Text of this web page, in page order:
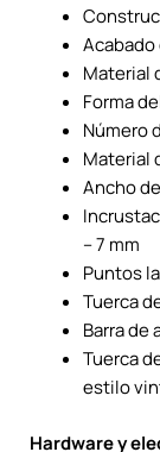
Material
Forma
Número
Material
Ancho
– 7 mm
Puntos
Tuerca
Barra de
Tuerca
estilo
Hardware y